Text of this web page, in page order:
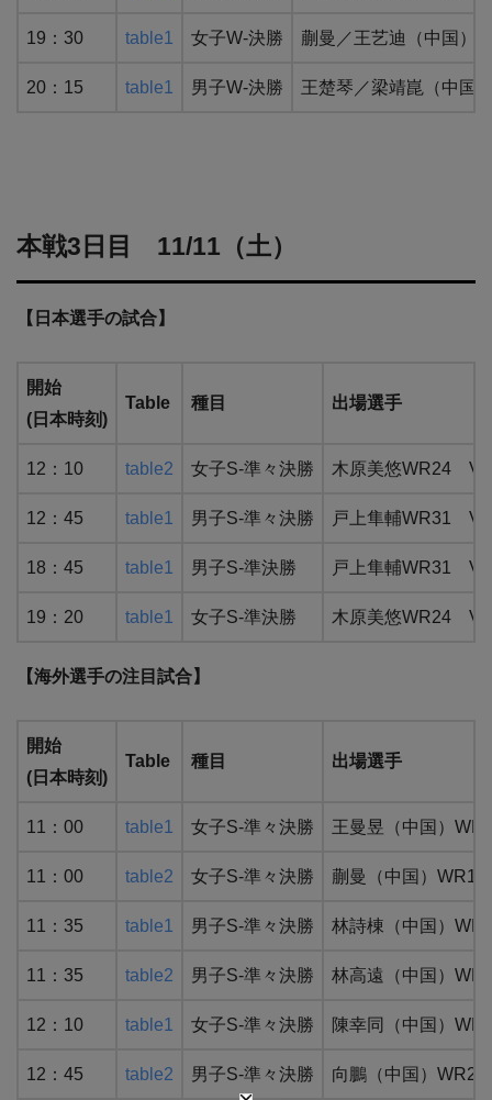
19：30 table1 女子W-決勝 蒯曼／王艺迪（中国
20：15 table1 男子W-決勝 王楚琴／梁靖崑（中
本戦3日目 11/11（土）
【日本選手の試合】
開始
(日本時刻)
Table 種目 出場選手
12：10 table2 女子S-準々決勝 木原美悠WR24
12：45 table1 男子S-準々決勝 戸上隼輔WR31
18：45 table1 男子S-準決勝 戸上隼輔WR31
19：20 table1 女子S-準決勝 木原美悠WR24
【海外選手の注目試合】
開始
(日本時刻)
Table 種目 出場選手
11：00 table1 女子S-準々決勝 王曼昱（中国）
11：00 table2 女子S-準々決勝 蒯曼（中国）
11：35 table1 男子S-準々決勝 林詩棟（中国）
11：35 table2 男子S-準々決勝 林高遠（中国）
12：10 table1 女子S-準々決勝 陳幸同（中国）
12：45 table2 男子S-準々決勝 向鵬（中国）